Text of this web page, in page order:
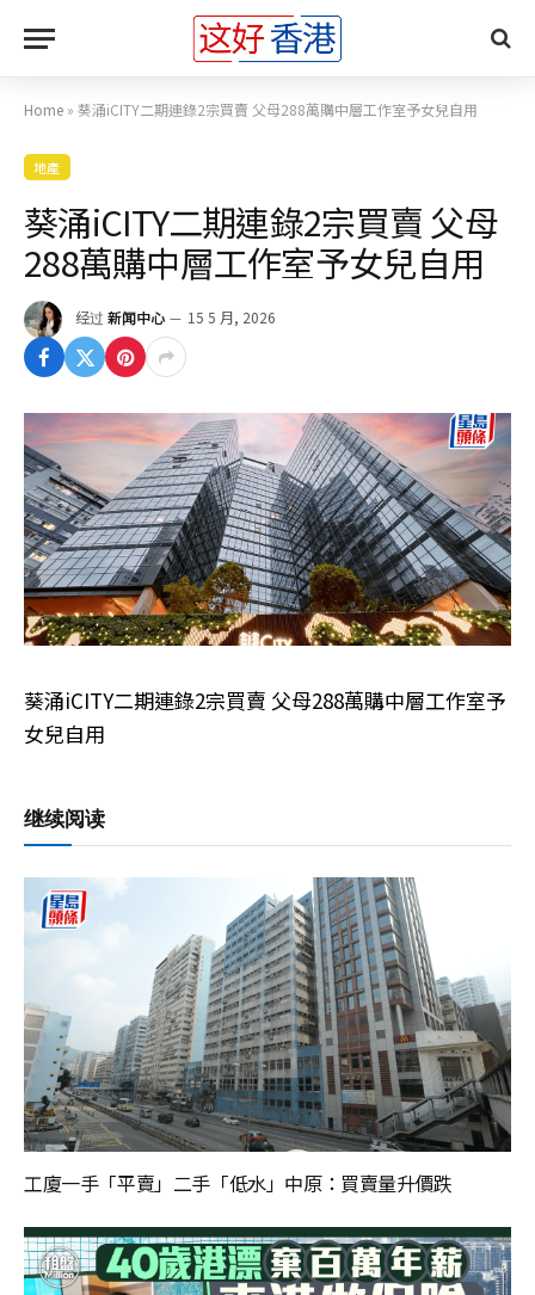
Home » 葵涌iCITY二期連錄2宗買賣 父母288萬購中層工作室予女兒自用
地產
葵涌iCITY二期連錄2宗買賣 父母
288萬購中層工作室予女兒自用
经过 新闻中心 15 5 月, 2026
葵涌iCITY二期連錄2宗買賣 父母288萬購中層工作室予
女兒自用
继续阅读
工廈一手「平賣」二手「低水」中原：買賣量升價跌